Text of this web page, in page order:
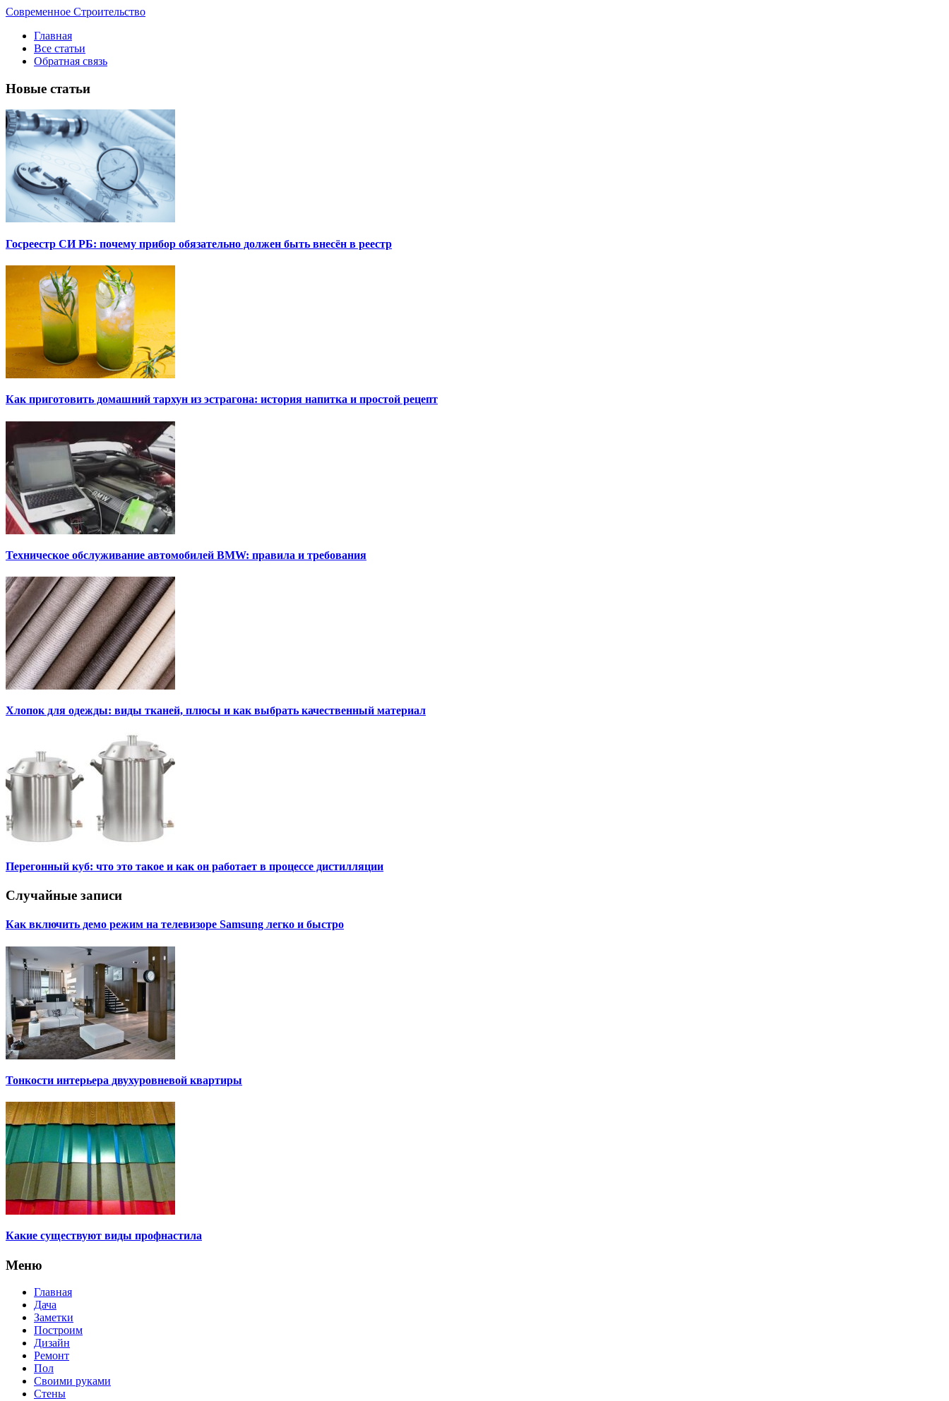
Современное Строительство
Главная
Все статьи
Обратная связь
Новые статьи
Госреестр СИ РБ: почему прибор обязательно должен быть внесён в реестр
Как приготовить домашний тархун из эстрагона: история напитка и простой рецепт
Техническое обслуживание автомобилей BMW: правила и требования
Хлопок для одежды: виды тканей, плюсы и как выбрать качественный материал
Перегонный куб: что это такое и как он работает в процессе дистилляции
Случайные записи
Как включить демо режим на телевизоре Samsung легко и быстро
Тонкости интерьера двухуровневой квартиры
Какие существуют виды профнастила
Меню
Главная
Дача
Заметки
Построим
Дизайн
Ремонт
Пол
Своими руками
Стены